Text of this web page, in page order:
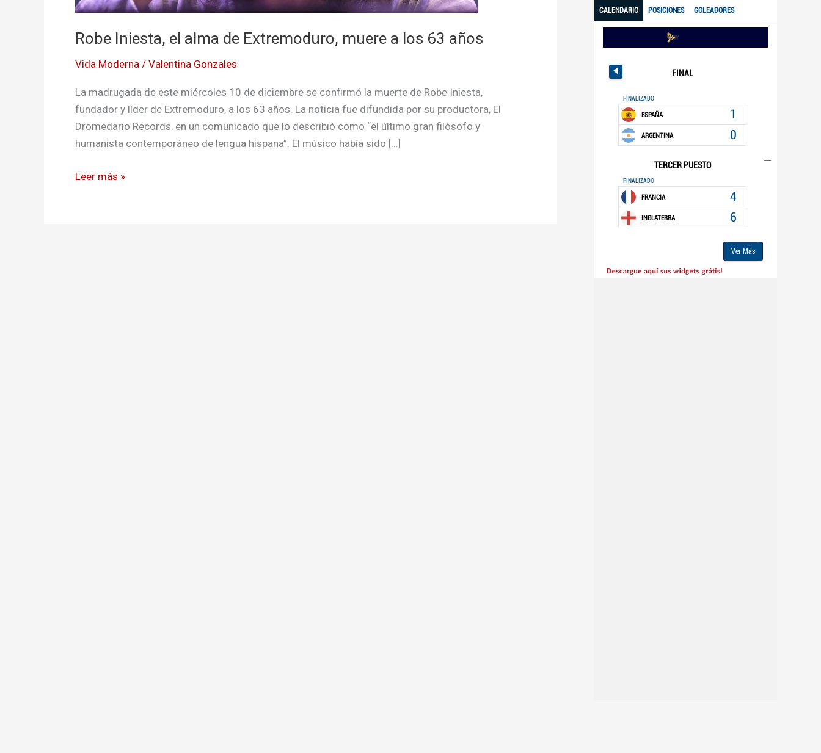
Robe Iniesta, el alma de Extremoduro, muere a los 63 años
Vida Moderna / Valentina Gonzales
La madrugada de este miércoles 10 de diciembre se confirmó la muerte de Robe Iniesta,
fundador y líder de Extremoduro, a los 63 años. La noticia fue difundida por su productora, El
Dromedario Records, en un comunicado que lo describió como “el último gran filósofo y
humanista contemporáneo de lengua hispana”. El músico había sido […]
Leer más »